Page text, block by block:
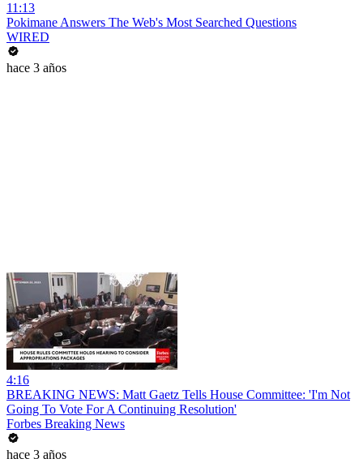
11:13
Pokimane Answers The Web's Most Searched Questions
WIRED
hace 3 años
4:16
BREAKING NEWS: Matt Gaetz Tells House Committee: 'I'm Not
Going To Vote For A Continuing Resolution'
Forbes Breaking News
hace 3 años